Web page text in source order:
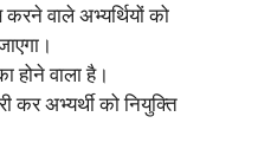
करने वाले अभ्यर्थियों को
होने वाला है।
कर अभ्यर्थी को नियुक्ति